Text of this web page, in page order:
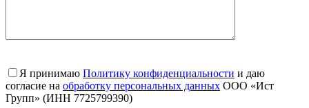
Я принимаю Политику конфиденциальности и даю
согласие на обработку персональных данных ООО «Ист
Групп» (ИНН 7725799390)